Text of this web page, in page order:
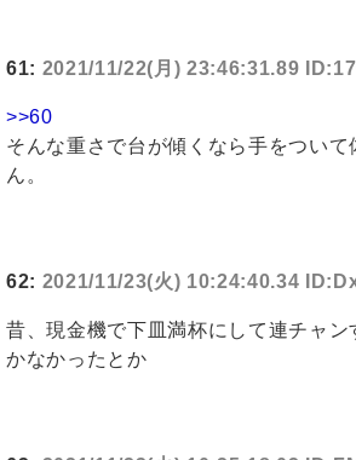
61: 2021/11/22(月) 23:46:31.89
>>60
そんな重さで台が傾くなら手をつい
ん。
62: 2021/11/23(火) 10:24:40.34
昔、現金機で下皿満杯にして連チャン
かなかったとか